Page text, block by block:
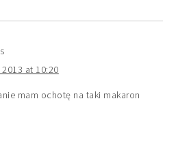
at 10:20
mam ochotę na taki makaron